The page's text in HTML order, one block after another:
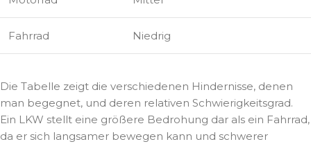
Fahrrad Niedrig
Die Tabelle zeigt die verschiedenen Hindernisse, denen
man begegnet, und deren relativen Schwierigkeitsgrad.
Ein LKW stellt eine größere Bedrohung dar als ein Fahrrad,
da er sich langsamer bewegen kann und schwerer